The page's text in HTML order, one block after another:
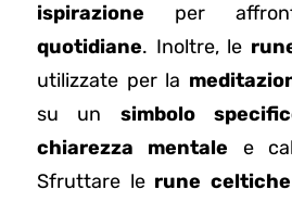
ispirazione per
quotidiane. Inoltre, le
utilizzate per la
su un simbolo
chiarezza mentale e
Sfruttare le rune celtiche